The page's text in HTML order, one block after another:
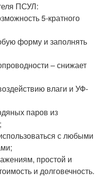
ПСУЛ:
5-кратного
форму и заполнять
– снижает
влаги и УФ-
паров из
с любыми
простой и
и долговечность.